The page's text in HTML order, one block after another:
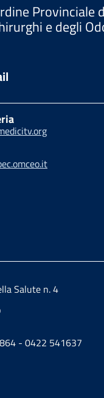
Provinciale
e degli
Salute n. 4
- 0422 541637